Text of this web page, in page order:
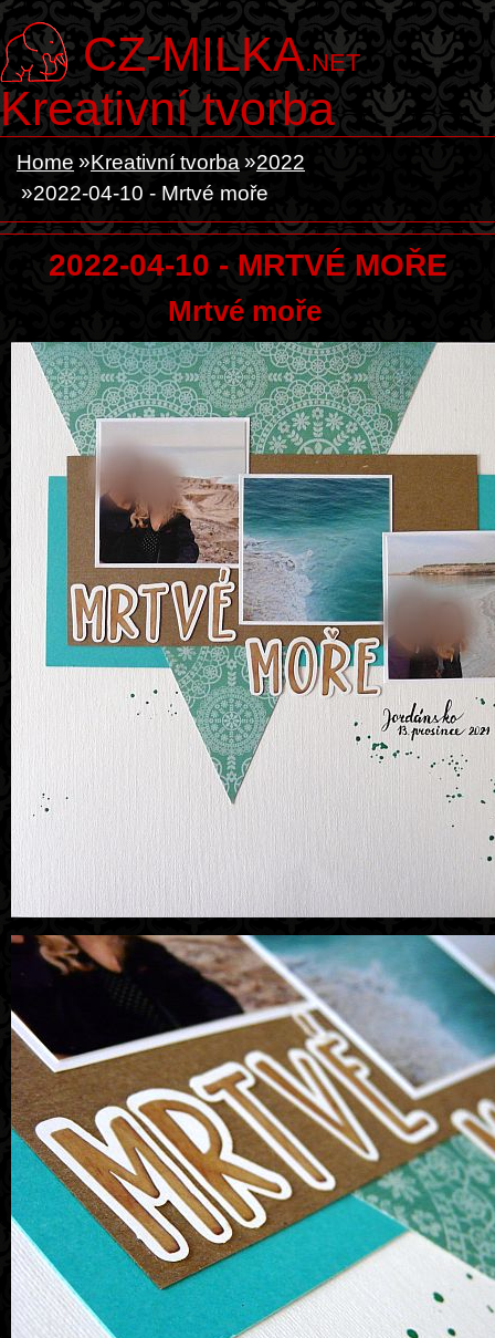
CZ-MILKA.NET
Kreativní tvorba
Home Kreativní tvorba
2022
2022-04-10 - Mrtvé moře
2022-04-10 - MRTVÉ MOŘE
Mrtvé moře